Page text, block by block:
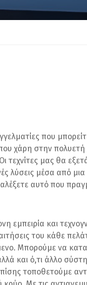
που
χάρη στην
μας θα
λύσεις μέσα από
αυτό που
εμπειρία και
του κάθε
Μπορούμε να
και ό,τι άλλο
τοποθετούμε